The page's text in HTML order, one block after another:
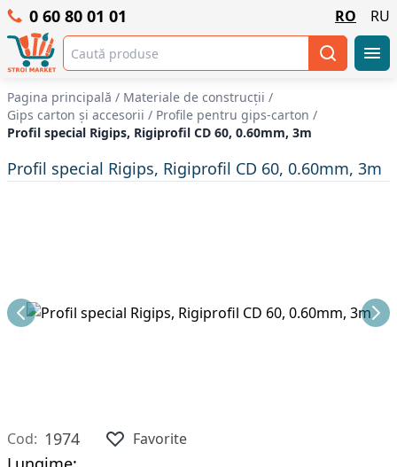
0 60 80 01 01 RO RU
Pagina principală / Materiale de construcții /
Gips carton și accesorii / Profile pentru gips-carton /
Profil special Rigips, Rigiprofil CD 60, 0.60mm, 3m
Profil special Rigips, Rigiprofil CD 60, 0.60mm, 3m
Cod: 1974 Favorite